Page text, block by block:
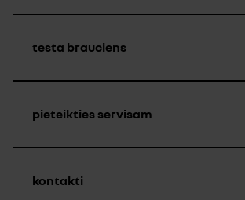
testa brauciens
pieteikties servisam
kontakti